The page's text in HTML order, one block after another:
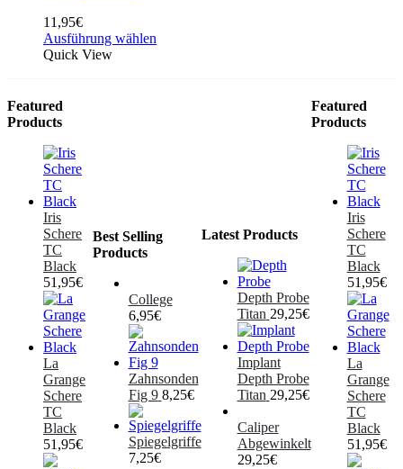
11,95€
Ausführung wählen
Quick View
Featured
Products
Iris
Schere
TC
Black
51,95€
La
Grange
Schere
TC
Black
51,95€
Best Selling
Products
College
6,95€
Zahnsonden
Fig 9 8,25€
Spiegelgriffe
7,25€
Latest Products
Depth Probe
Titan 29,25€
Implant
Depth Probe
Titan 29,25€
Caliper
Abgewinkelt
29,25€
Featured
Products
Iris
Schere
TC
Black
51,95€
La
Grange
Schere
TC
Black
51,95€